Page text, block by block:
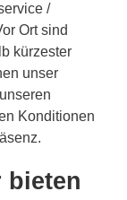
/
Ort sind
kürzester
unser
Konditionen
bieten